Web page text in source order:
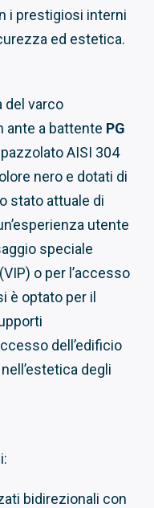
i prestigiosi interni
ed estetica.
del varco
ante a battente PG
AISI 304
nero e dotati di
stato attuale di
utente
speciale
o per l’accesso
è optato per il
dell’edificio
degli
bidirezionali con